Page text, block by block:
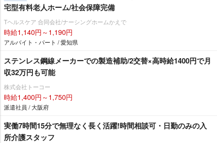
宅型有料老人ホーム/社会保障完備
Tヘルスケア 合同会社/ナーシングホームかえで
時給1,140円～1,190円
アルバイト・パート / 愛知県
ステンレス鋼線メーカーでの製造補助/2交替×高時給1400円で月
収32万円も可能
株式会社トーコー
時給1,400円～1,750円
派遣社員 / 大阪府
実働7時間15分で無理なく長く活躍!時間相談可・日勤のみの入
所介護スタッフ